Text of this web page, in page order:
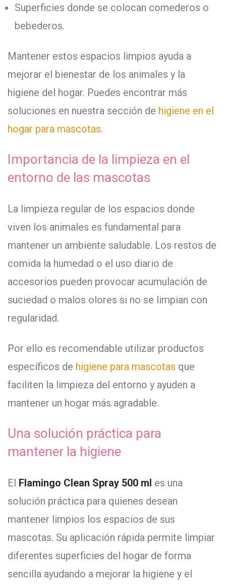
Superficies donde se colocan comederos o
bebederos.
Mantener estos espacios limpios ayuda a
mejorar el bienestar de los animales y la
higiene del hogar. Puedes encontrar más
soluciones en nuestra sección de higiene en el
hogar para mascotas.
Importancia de la limpieza en el
entorno de las mascotas
La limpieza regular de los espacios donde
viven los animales es fundamental para
mantener un ambiente saludable. Los restos de
comida la humedad o el uso diario de
accesorios pueden provocar acumulación de
suciedad o malos olores si no se limpian con
regularidad.
Por ello es recomendable utilizar productos
específicos de higiene para mascotas que
faciliten la limpieza del entorno y ayuden a
mantener un hogar más agradable.
Una solución práctica para
mantener la higiene
El Flamingo Clean Spray 500 ml es una
solución práctica para quienes desean
mantener limpios los espacios de sus
mascotas. Su aplicación rápida permite limpiar
diferentes superficies del hogar de forma
sencilla ayudando a mejorar la higiene y el